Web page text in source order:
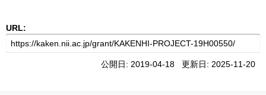
URL:
公開日: 2019-04-18 更新日: 2025-11-20